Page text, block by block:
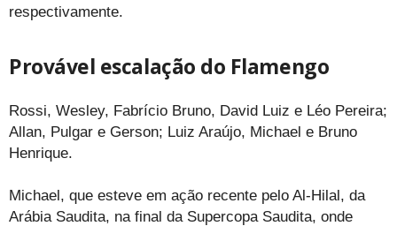
respectivamente.
Provável escalação do Flamengo
Rossi, Wesley, Fabrício Bruno, David Luiz e Léo Pereira;
Allan, Pulgar e Gerson; Luiz Araújo, Michael e Bruno
Henrique.
Michael, que esteve em ação recente pelo Al-Hilal, da
Arábia Saudita, na final da Supercopa Saudita, onde